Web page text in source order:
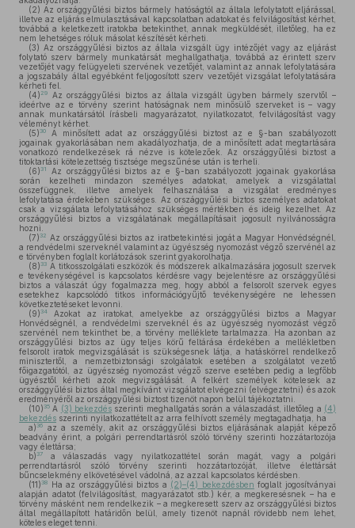
(2) Az országgyűlési biztos bármely hatóságtól az általa lefolytatott eljárással,
illetve az eljárás elmulasztásával kapcsolatban adatokat és felvilágosítást kérhet,
továbbá a keletkezett iratokba betekinthet, annak megküldését, illetőleg, ha ez
nem lehetséges róluk másolat készítését kérheti.
(3) Az országgyűlési biztos az általa vizsgált ügy intézőjét vagy az eljárást
folytató szerv bármely munkatársát meghallgathatja, továbbá az érintett szerv
vezetőjét vagy felügyeleti szervének vezetőjét, valamint az annak lefolytatására
a jogszabály által egyébként feljogosított szerv vezetőjét vizsgálat lefolytatására
kérheti fel.
(4) 29
Az országgyűlési biztos az általa vizsgált ügyben bármely szervtől –
ideértve az e törvény szerint hatóságnak nem minősülő szerveket is – vagy
annak munkatársától írásbeli magyarázatot, nyilatkozatot, felvilágosítást vagy
véleményt kérhet.
(5) 30
A minősített adat az országgyűlési biztost az e §-ban szabályozott
jogainak gyakorlásában nem akadályozhatja, de a minősített adat megtartására
vonatkozó rendelkezések rá nézve is kötelezőek. Az országgyűlési biztost a
titoktartási kötelezettség tisztsége megszűnése után is terheli.
(6) 31
Az országgyűlési biztos az e §-ban szabályozott jogainak gyakorlása
során kezelheti mindazon személyes adatokat, amelyek a vizsgálattal
összefüggnek, illetve amelyek felhasználása a vizsgálat eredményes
lefolytatása érdekében szükséges. Az országgyűlési biztos személyes adatokat
csak a vizsgálata lefolytatásához szükséges mértékben és ideig kezelhet. Az
országgyűlési biztos a vizsgálatának megállapításait jogosult nyilvánosságra
hozni.
(7) 32 Az országgyűlési biztos az iratbetekintési jogát a Magyar Honvédségnél,
a rendvédelmi szerveknél valamint az ügyészség nyomozást végző szervénél az
e törvényben foglalt korlátozások szerint gyakorolhatja.
(8) 33 A titkosszolgálati eszközök és módszerek alkalmazására jogosult szervek
e tevékenységével is kapcsolatos kérdésre vagy bejelentésre az országgyűlési
biztos a válaszát úgy fogalmazza meg, hogy abból a felsorolt szervek egyes
esetekhez kapcsolódó titkos információgyűjtő tevékenységére ne lehessen
következtetéseket levonni.
(9) 34
Azokat az iratokat, amelyekbe az országgyűlési biztos a Magyar
Honvédségnél, a rendvédelmi szerveknél és az ügyészség nyomozást végző
szervénél nem tekinthet be, a törvény melléklete tartalmazza. Ha azonban az
országgyűlési biztos az ügy teljes körű feltárása érdekében a mellékletben
felsorolt iratok megvizsgálását is szükségesnek látja, a hatáskörrel rendelkező
minisztertől, a nemzetbiztonsági szolgálatok esetében a szolgálatot vezető
főigazgatótól, az ügyészség nyomozást végző szerve esetében pedig a legfőbb
ügyésztől kérheti azok megvizsgálását. A felkért személyek kötelesek az
országgyűlési biztos által megkívánt vizsgálatot elvégezni (elvégeztetni) és azok
eredményéről az országgyűlési biztost tizenöt napon belül tájékoztatni.
(10) 35 A (3) bekezdés szerinti meghallgatás során a válaszadást, illetőleg a (4)
bekezdés szerinti nyilatkozattételt az arra felhívott személy megtagadhatja, ha
a) 36
az a személy, akit az országgyűlési biztos eljárásának alapját képező
beadvány érint, a polgári perrendtartásról szóló törvény szerinti hozzátartozója
vagy élettársa;
b) 37
a válaszadás vagy nyilatkozattétel során magát, vagy a polgári
perrendtartásról szóló törvény szerinti hozzátartozóját, illetve élettársát
bűncselekmény elkövetésével vádolná, az azzal kapcsolatos kérdésben.
(11) 38 Ha az országgyűlési biztos a (2)–(4) bekezdésben foglalt jogosítványai
alapján adatot (felvilágosítást, magyarázatot stb.) kér, a megkeresésnek – ha e
törvény másként nem rendelkezik – a megkeresett szerv az országgyűlési biztos
által megállapított határidőn belül, amely tizenöt napnál rövidebb nem lehet,
köteles eleget tenni.